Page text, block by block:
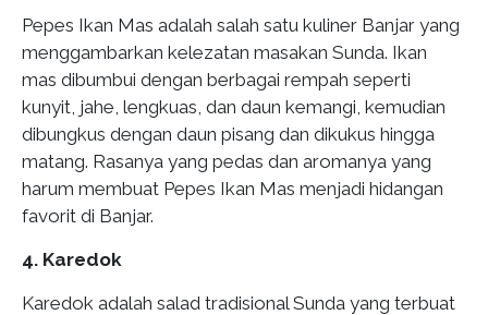
Pepes Ikan Mas adalah salah satu kuliner Banjar yang
menggambarkan kelezatan masakan Sunda. Ikan
mas dibumbui dengan berbagai rempah seperti
kunyit, jahe, lengkuas, dan daun kemangi, kemudian
dibungkus dengan daun pisang dan dikukus hingga
matang. Rasanya yang pedas dan aromanya yang
harum membuat Pepes Ikan Mas menjadi hidangan
favorit di Banjar.
4. Karedok
Karedok adalah salad tradisional Sunda yang terbuat